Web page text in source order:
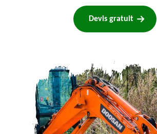
Devis gratuit